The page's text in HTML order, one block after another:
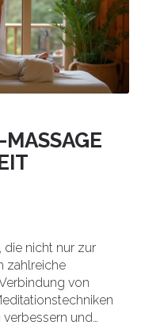
die nicht nur zur
zahlreiche
von
und